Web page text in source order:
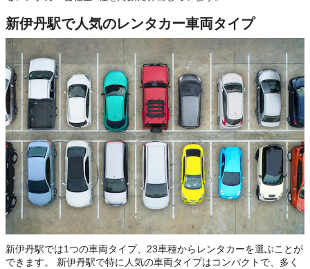
新伊丹駅で人気のレンタカー車両タイプ
新伊丹駅では1つの車両タイプ、23車種からレンタカーを選ぶことが
できます。 新伊丹駅で特に人気の車両タイプはコンパクトで、多く